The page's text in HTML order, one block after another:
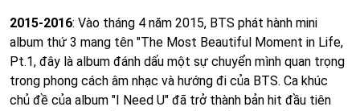
2015-2016: Vào tháng 4 năm 2015, BTS phát hành mini
album thứ 3 mang tên "The Most Beautiful Moment in Life,
Pt.1, đây là album đánh dấu một sự chuyển mình quan trọng
trong phong cách âm nhạc và hướng đi của BTS. Ca khúc
chủ đề của album "I Need U" đã trở thành bản hit đầu tiên